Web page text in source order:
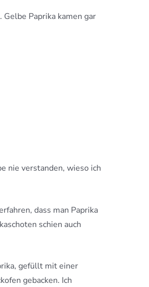
Paprika kamen gar
nie verstanden, wieso ich
dass man Paprika
schien auch
gefüllt mit einer
gebacken. Ich